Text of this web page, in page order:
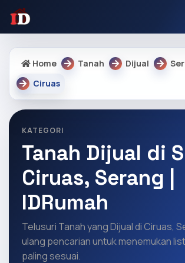
Home Tanah Dijual
Ciruas
KATEGORI
Tanah Dijual di
Ciruas, Serang |
IDRumah
Telusuri Tanah yang Dijual di Ciruas,
ulang pencarian untuk menemukan
paling sesuai.